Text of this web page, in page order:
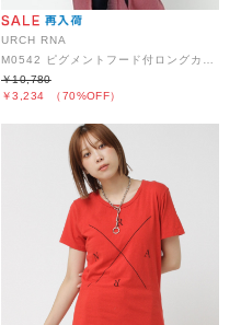
URCH RNA
￥3,234 （70%OFF）
￥10,780